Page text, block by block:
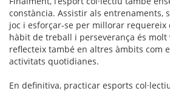
constància. Assistir als entrenaments,
joc i esforçar-se per millorar requereix
hàbit de treball i perseverança és molt
reflecteix també en altres àmbits com
activitats quotidianes.
En definitiva, practicar esports